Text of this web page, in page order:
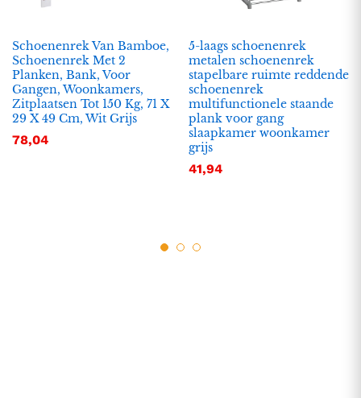
Schoenenrek Van Bamboe,
Schoenenrek Met 2
Planken, Bank, Voor
Gangen, Woonkamers,
Zitplaatsen Tot 150 Kg, 71 X
29 X 49 Cm, Wit Grijs
78,04
5-laags schoenenrek
metalen schoenenrek
stapelbare ruimte reddende
schoenenrek
multifunctionele staande
plank voor gang
slaapkamer woonkamer
grijs
41,94